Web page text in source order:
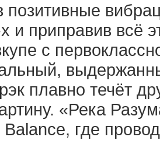
и приправив всё
с
плавно течёт
«Река
где